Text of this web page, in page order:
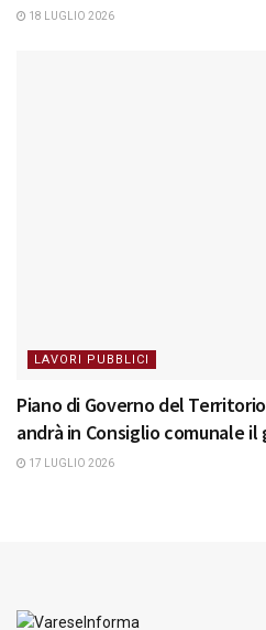
18 LUGLIO 2026
LAVORI PUBBLICI
Piano di Governo del
andrà in Consiglio comunale
17 LUGLIO 2026